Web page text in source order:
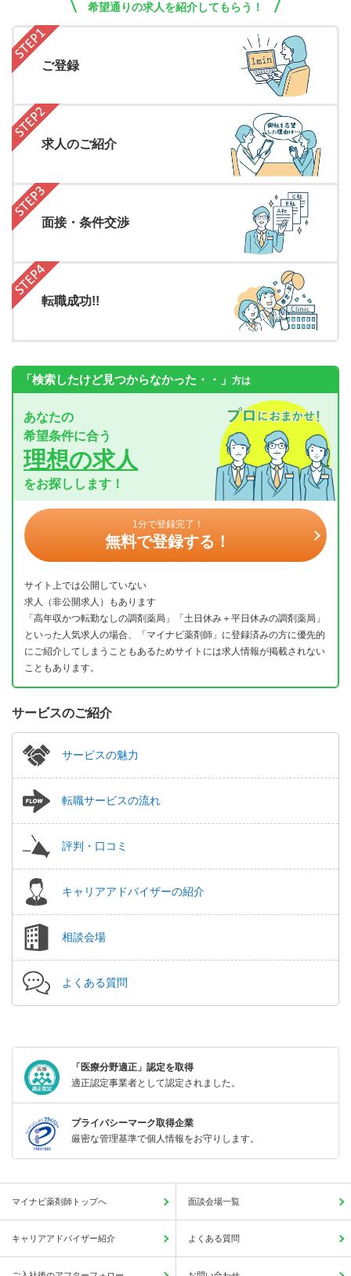
希望通りの求人を紹介してもらう！
ご登録
求人のご紹介
面接・条件交渉
転職成功!!
「検索したけど見つからなかった・・」 方は
あなたの
希望条件に合う
理想の求人
をお探しします！
1分で登録完了！
無料で登録する！
サイト上では公開していない
求人（非公開求人）もあります
「高年収かつ転勤なしの調剤薬局」「土日休み＋平日休みの調剤薬局」
といった人気求人の場合、「マイナビ薬剤師」に登録済みの方に優先的
にご紹介してしまうこともあるためサイトには求人情報が掲載されない
こともあります。
サービスのご紹介
サービスの魅力
転職サービスの流れ
評判・口コミ
キャリアアドバイザーの紹介
相談会場
よくある質問
「医療分野適正」認定を取得
適正認定事業者として認定されました。
プライバシーマーク取得企業
厳密な管理基準で個人情報をお守りします。
マイナビ薬剤師トップへ 面談会場一覧
キャリアアドバイザー紹介 よくある質問